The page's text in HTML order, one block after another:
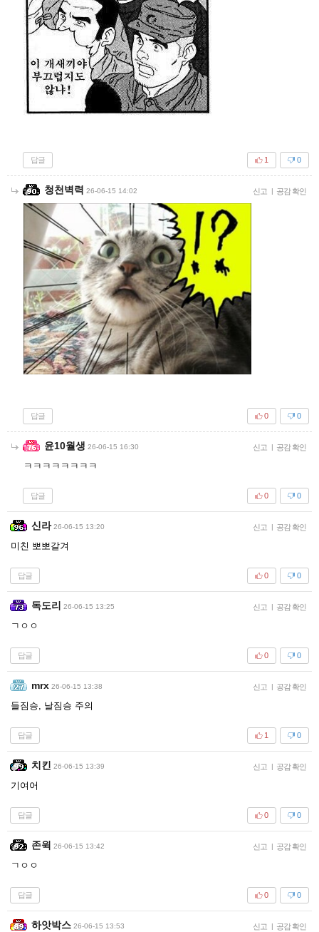
답글 0
1
청천벽력 26-06-15 14:02 신고 | 공감 확인
답글 0
0
윤10월생 26-06-15 16:30 신고 | 공감 확인
ㅋㅋㅋㅋㅋㅋㅋㅋ
답글 0
0
신라 26-06-15 13:20 신고 | 공감 확인
미친 뽀뽀갈겨
답글 0
0
독도리 26-06-15 13:25 신고 | 공감 확인
ㄱㅇㅇ
답글 0
0
mrx 26-06-15 13:38 신고 | 공감 확인
들짐승, 날짐승 주의
답글 0
1
치킨 26-06-15 13:39 신고 | 공감 확인
기여어
답글 0
0
존윅 26-06-15 13:42 신고 | 공감 확인
ㄱㅇㅇ
답글 0
0
하앗박스 26-06-15 13:53 신고 | 공감 확인